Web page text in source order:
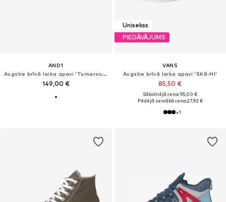
AND1
Augstie brīvā laika apavi 'Turnaround'
149,00 €
Unisekss
PIEDĀVĀJUMS
VANS
Augstie brīvā laika apavi 'SK8-HI'
85,50 €
Sākotnējā cena: 95,00 €
Pēdējā zemākā cena:27,92 €
+1